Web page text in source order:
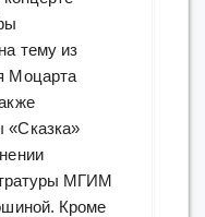
тему из
Моцарта
«Сказка»
МГИМ
Кроме